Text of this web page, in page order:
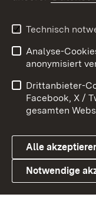
Youtube
Link zum
Datenschutz
Technisch
Analyse-
anonymisiert
Drittanbieter-
Facebook, X /
gesamten
Alle
Notwendige